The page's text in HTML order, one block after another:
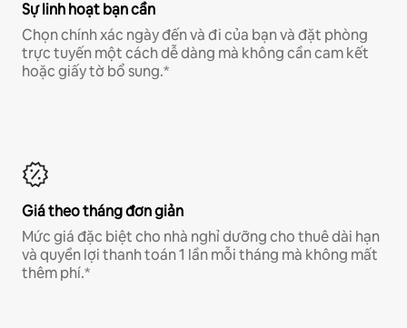
Sự linh hoạt bạn cần
Chọn chính xác ngày đến và đi của bạn và đặt phòng
trực tuyến một cách dễ dàng mà không cần cam kết
hoặc giấy tờ bổ sung.*
Giá theo tháng đơn giản
Mức giá đặc biệt cho nhà nghỉ dưỡng cho thuê dài hạn
và quyền lợi thanh toán 1 lần mỗi tháng mà không mất
thêm phí.*